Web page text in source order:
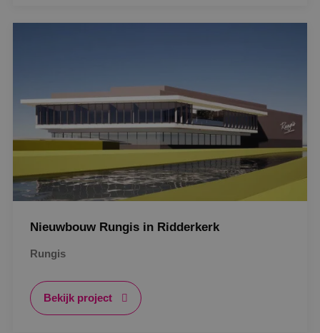
Nieuwbouw Rungis in Ridderkerk
Rungis
Bekijk project